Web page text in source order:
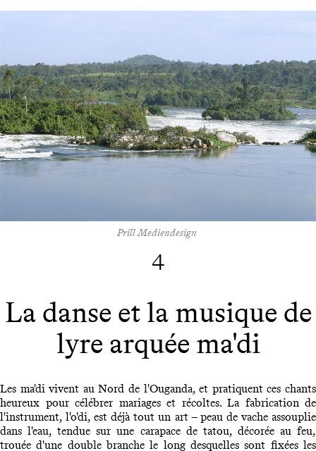
Prill Mediendesign
4
La danse et la musique de
lyre arquée ma'di
Les ma'di vivent au Nord de l'Ouganda, et pratiquent ces chants
heureux pour célébrer mariages et récoltes. La fabrication de
l'instrument, l'o'di, est déjà tout un art – peau de vache assouplie
dans l'eau, tendue sur une carapace de tatou, décorée au feu,
trouée d'une double branche le long desquelles sont fixées les